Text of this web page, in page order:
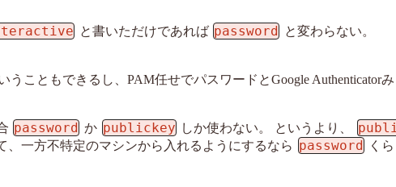
と書いただけであれば password と変わらない。
こともできるし、PAM任せでパスワードとGoogle Authenticatorみ
password か publickey しか使わない。 というより、
publi
一方不特定のマシンから入れるようにするなら password
くら